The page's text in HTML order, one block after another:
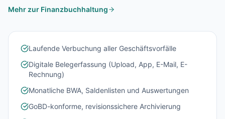
Mehr zur Finanzbuchhaltung
Laufende Verbuchung aller Geschäftsvorfälle
Digitale Belegerfassung (Upload, App, E-Mail, E-
Rechnung)
Monatliche BWA, Saldenlisten und Auswertungen
GoBD-konforme, revisionssichere Archivierung